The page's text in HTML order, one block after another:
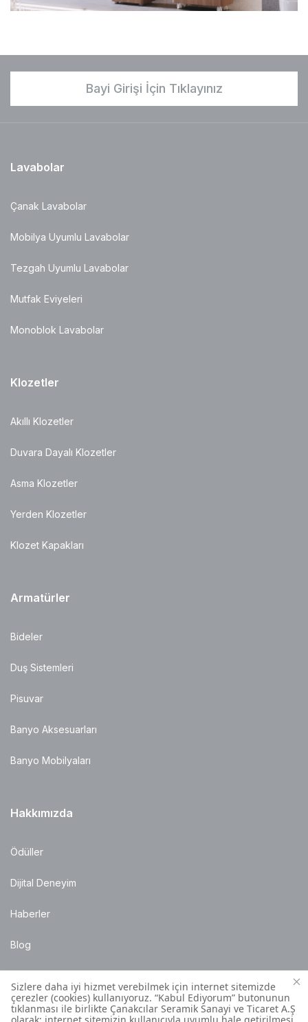
Bayi Girişi İçin Tıklayınız
Lavabolar
Çanak Lavabolar
Mobilya Uyumlu Lavabolar
Tezgah Uyumlu Lavabolar
Mutfak Eviyeleri
Monoblok Lavabolar
Klozetler
Akıllı Klozetler
Duvara Dayalı Klozetler
Asma Klozetler
Yerden Klozetler
Klozet Kapakları
Armatürler
Bideler
Duş Sistemleri
Pisuvar
Banyo Aksesuarları
Banyo Mobilyaları
Hakkımızda
Ödüller
Dijital Deneyim
Haberler
Blog
Satış Noktaları